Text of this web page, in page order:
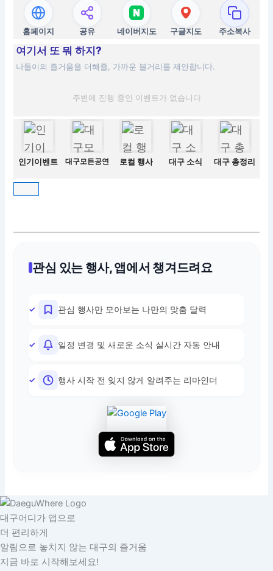
홈페이지 공유 네이버지도 구글지도 주소복사
여기서 또 뭐 하지?
나들이의 즐거움을 더해줄, 가까운 볼거리를 제안합니다.
주변에 진행 중인 이벤트가 없습니다
인기이벤트 대구모든공연 로컬 행사 대구 소식 대구 총정리
관심 있는 행사, 앱에서 챙겨드려요
관심 행사만 모아보는 나만의 맞춤 달력
일정 변경 및 새로운 소식 실시간 자동 안내
행사 시작 전 잊지 않게 알려주는 리마인더
대구어디가 앱으로
더 편리하게
알림으로 놓치지 않는 대구의 즐거움
지금 바로 시작해보세요!